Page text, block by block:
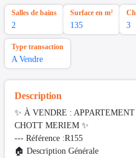
Salles de bains
2
Surface en m²
135 3
Type transaction
A Vendre
Description
✨ À VENDRE :
CHOTT MERIEM ✨
--- Référence :R155
🏠 Description Générale